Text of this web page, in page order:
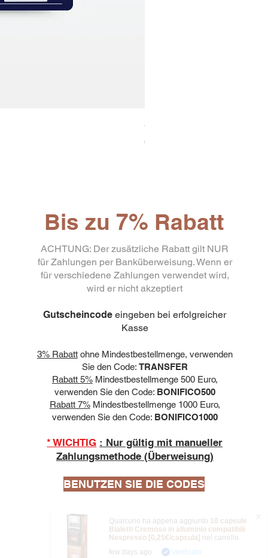
30x8 Caps. Alluminio
Preis
65,19 €
Bis zu 7% Rabatt
ACHTUNG: Der zusätzliche Rabatt gilt NUR
für Zahlungen per Banküberweisung. Wenn er
für verschiedene Zahlungen verwendet wird,
wird er nicht akzeptiert
Gutscheincode eingeben bei erfolgreicher
Kasse
3% Rabattohne Mindestbestellmenge, verwenden
Sie den Code: TRANSFER
Rabatt 5%Mindestbestellmenge 500 Euro,
verwenden Sie den Code: BONIFICO500
Rabatt 7%Mindestbestellmenge 1000 Euro,
verwenden Sie den Code: BONIFICO1000
* WICHTIG : Nur gültig mit manueller
Zahlungsmethode (Überweisung)
BENUTZEN SIE DIE CODES
Qualcuno ha appena aggiunto10 capsule
Bialetti Cremoso in alluminio compatibili
Nespresso [0,25€/capsula]nel carrello.
few days ago
Verificato